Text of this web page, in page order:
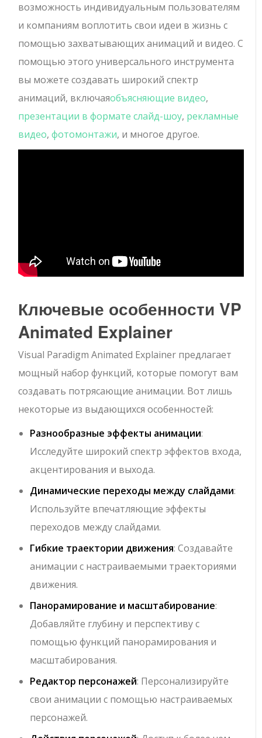
возможность индивидуальным пользователям
и компаниям воплотить свои идеи в жизнь с
помощью захватывающих анимаций и видео. С
помощью этого универсального инструмента
вы можете создавать широкий спектр
анимаций, включаяобъясняющие видео,
презентации в формате слайд-шоу, рекламные
видео,фотомонтажи, и многое другое.
Ключевые особенности VP
Animated Explainer
Visual Paradigm Animated Explainer предлагает
мощный набор функций, которые помогут вам
создавать потрясающие анимации. Вот лишь
некоторые из выдающихся особенностей:
Разнообразные эффекты анимации:
Исследуйте широкий спектр эффектов входа,
акцентирования и выхода.
Динамические переходы между слайдами:
Используйте впечатляющие эффекты
переходов между слайдами.
Гибкие траектории движения: Создавайте
анимации с настраиваемыми траекториями
движения.
Панорамирование и масштабирование:
Добавляйте глубину и перспективу с
помощью функций панорамирования и
масштабирования.
Редактор персонажей: Персонализируйте
свои анимации с помощью настраиваемых
персонажей.